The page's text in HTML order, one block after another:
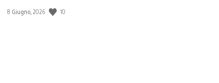
Data
8 Giugno, 2026 10